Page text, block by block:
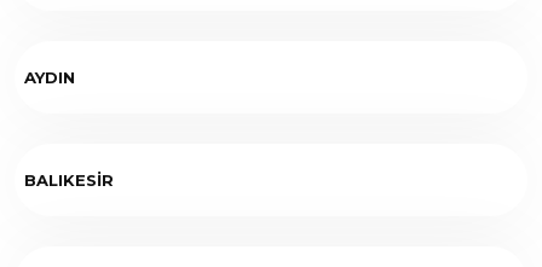
AYDIN
BALIKESİR